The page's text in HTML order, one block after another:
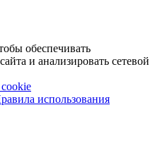
обеспечивать
и анализировать сетевой
использования